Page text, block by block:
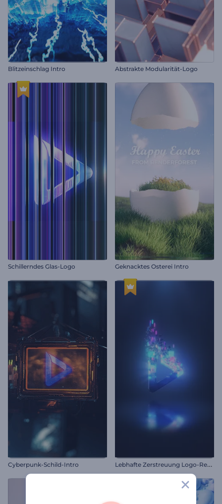
Blitzeinschlag Intro Abstrakte Modularität-Logo
Schillerndes Glas-Logo Geknacktes Osterei Intro
Cyberpunk-Schild-Intro L
ebhafte Zerstreuung Logo-Reveal